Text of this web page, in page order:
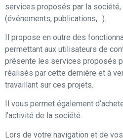
services proposés par la
(événements, publications,…).
Il propose en outre des
permettant aux utilisateurs de
présente les services proposés
réalisés par cette dernière et à
travaillant sur ces projets.
Il vous permet également
l’activité de la société.
Lors de votre navigation et de